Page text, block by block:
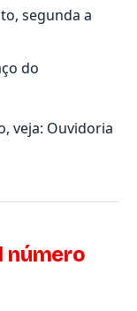
segunda a
do
veja: Ouvidoria
número